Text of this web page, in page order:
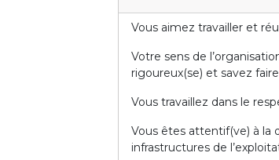
Vous aimez travailler et
Votre sens de
rigoureux(se) et savez
Vous travaillez dans le
Vous êtes attentif(ve) à la
infrastructures de